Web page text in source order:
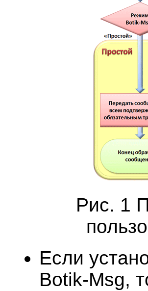
Рис. 1
Если
Botik-Msg,